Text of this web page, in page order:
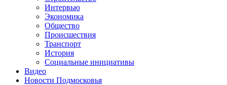
Интервью
Экономика
Общество
Происшествия
Транспорт
История
Социальные инициативы
Видео
Новости Подмосковья